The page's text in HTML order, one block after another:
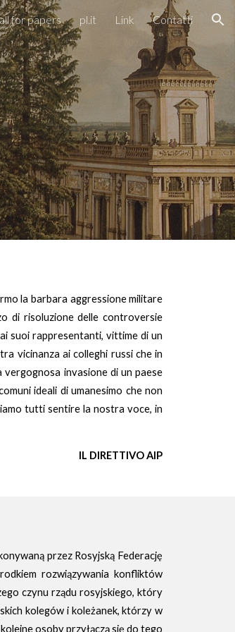
for papers pl.it Link Contatti
la barbara aggressione militare
di risoluzione delle controversie
suoi rappresentanti, vittime di un
vicinanza ai colleghi russi che in
invasione di un paese
ideali di umanesimo che non
tutti sentire la nostra voce, in
IL DIRETTIVO AIP
przez Rosyjską Federację
rozwiązywania konfliktów
czynu rządu rosyjskiego, który
kolegów i koleżanek, którzy w
osoby przyłączą się do tego